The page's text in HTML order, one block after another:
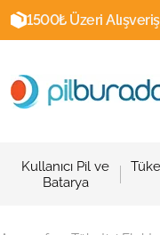
1500₺ Üzeri
Kullanıcı Pil ve
Batarya